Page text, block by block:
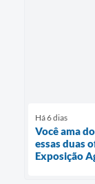
Há 6 dias
Você ama
essas duas
Exposição